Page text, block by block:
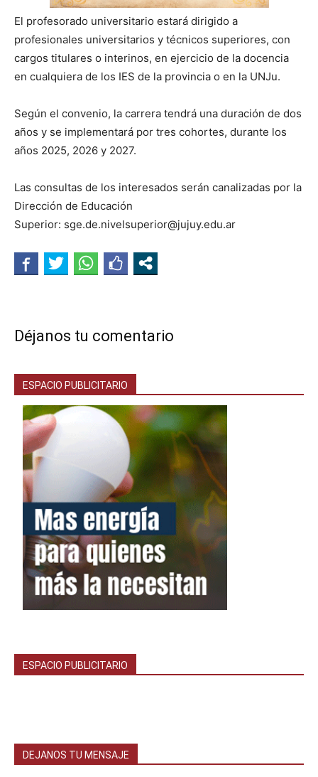
El profesorado universitario estará dirigido a
profesionales universitarios y técnicos superiores, con
cargos titulares o interinos, en ejercicio de la docencia
en cualquiera de los IES de la provincia o en la UNJu.
Según el convenio, la carrera tendrá una duración de dos
años y se implementará por tres cohortes, durante los
años 2025, 2026 y 2027.
Las consultas de los interesados serán canalizadas por la
Dirección de Educación
Superior: sge.de.nivelsuperior@jujuy.edu.ar
Déjanos tu comentario
ESPACIO PUBLICITARIO
ESPACIO PUBLICITARIO
DEJANOS TU MENSAJE